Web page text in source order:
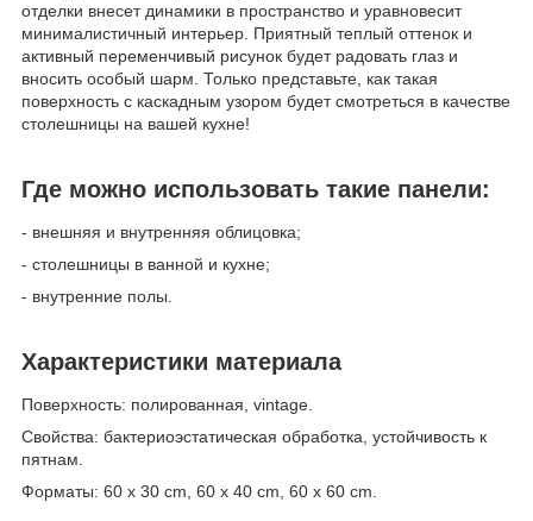
отделки внесет динамики в пространство и уравновесит
минималистичный интерьер. Приятный теплый оттенок и
активный переменчивый рисунок будет радовать глаз и
вносить особый шарм. Только представьте, как такая
поверхность с каскадным узором будет смотреться в качестве
столешницы на вашей кухне!
Где можно использовать такие панели:
- внешняя и внутренняя облицовка;
- столешницы в ванной и кухне;
- внутренние полы.
Характеристики материала
Поверхность: полированная, vintage.
Свойства: бактериоэстатическая обработка, устойчивость к
пятнам.
Форматы: 60 x 30 cm, 60 x 40 cm, 60 x 60 cm.